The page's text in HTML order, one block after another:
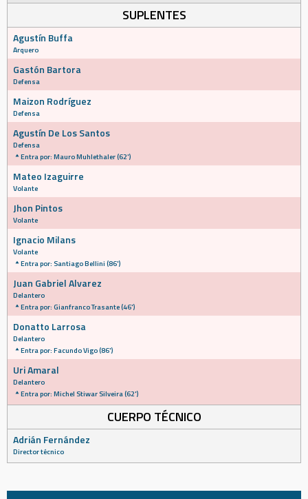
SUPLENTES
Agustín Buffa
Arquero
Gastón Bartora
Defensa
Maizon Rodríguez
Defensa
Agustín De Los Santos
Defensa
Entra por: Mauro Muhlethaler (62')
Mateo Izaguirre
Volante
Jhon Pintos
Volante
Ignacio Milans
Volante
Entra por: Santiago Bellini (86')
Juan Gabriel Alvarez
Delantero
Entra por: Gianfranco Trasante (46')
Donatto Larrosa
Delantero
Entra por: Facundo Vigo (86')
Uri Amaral
Delantero
Entra por: Michel Stiwar Silveira (62')
CUERPO TÉCNICO
Adrián Fernández
Director técnico